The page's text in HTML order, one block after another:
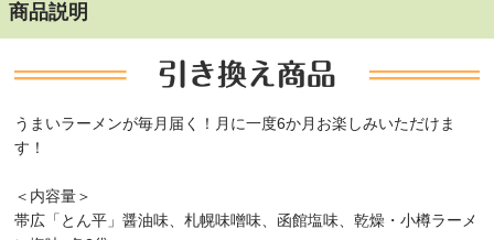
商品説明
うまいラーメンが毎月届く！月に一度6か月お楽しみいただけま
す！
＜内容量＞
帯広「とん平」醤油味、札幌味噌味、函館塩味、乾燥・小樽ラーメ